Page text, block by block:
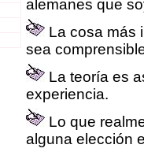
alemanes que
La cosa más
sea
La teoría es
experiencia.
Lo que
alguna elección